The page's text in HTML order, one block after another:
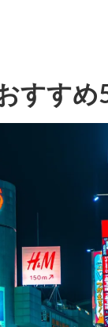
すすめ